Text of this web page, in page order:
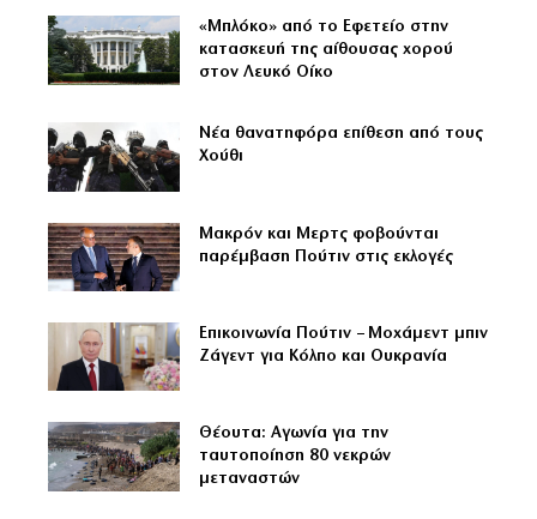
«Μπλόκο» από το Εφετείο στην
κατασκευή της αίθουσας χορού
στον Λευκό Οίκο
Νέα θανατηφόρα επίθεση από τους
Χούθι
Μακρόν και Μερτς φοβούνται
παρέμβαση Πούτιν στις εκλογές
Επικοινωνία Πούτιν – Μοχάμεντ μπιν
Ζάγεντ για Κόλπο και Ουκρανία
Θέουτα: Αγωνία για την
ταυτοποίηση 80 νεκρών
μεταναστών